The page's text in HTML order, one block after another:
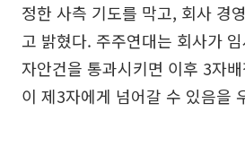
정한 사측 기도를 막고, 회사 경
고 밝혔다. 주주연대는 회사가
자안건을 통과시키면 이후 3자
이 제3자에게 넘어갈 수 있음을